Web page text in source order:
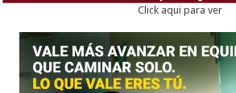
Click aqui para ver